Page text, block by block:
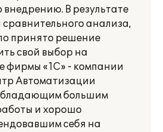
внедрению. В результате
анализа,
принято решение
свой выбор на
фирмы «1С» - компании
Автоматизации
большим
и хорошо
себя на